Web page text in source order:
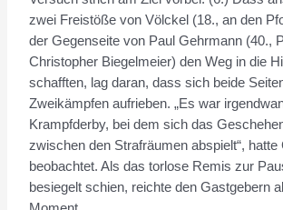
zwei Freistöße von Völckel (18., an den
der Gegenseite von Paul Gehrmann (40.,
Christopher Biegelmeier) den Weg in die
schafften, lag daran, dass sich beide
Zweikämpfen aufrieben. „Es war
Krampfderby, bei dem sich das
zwischen den Strafräumen abspielt“, hatte
beobachtet. Als das torlose Remis zur
besiegelt schien, reichte den Gastgebern